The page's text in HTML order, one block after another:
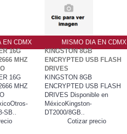
EN CDMX
16G
MHZ
16G
MHZ
SB..
MISMO DIA EN CDMX
KINGSTON 8GB
ENCRYPTED USB FLASH
DRIVES
KINGSTON 8GB
ENCRYPTED USB FLASH
DRIVES Disponible en
MéxicoKingston-
DT2000/8GB..
Cotizar precio